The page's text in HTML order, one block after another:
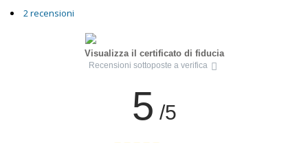
2 recensioni
Visualizza il certificato di fiducia
Recensioni sottoposte a verifica
5 /5